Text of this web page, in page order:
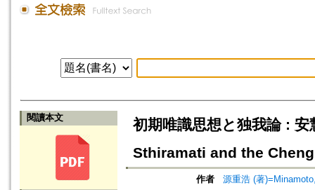
閱讀本文
初期唯識思想と独我論 :
Sthiramati and the
作者
源重浩 (著